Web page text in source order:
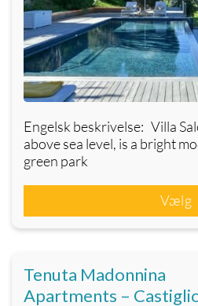
Engelsk beskrivelse: Villa
above sea level, is a bright
green park
Vælg
Tenuta Madonnina
Apartments –